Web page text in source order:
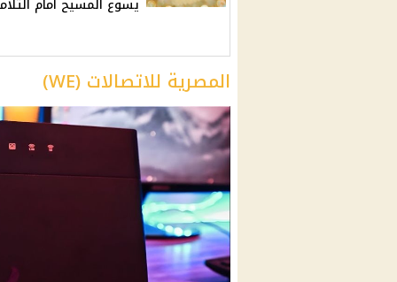
يسوع المسيح أمام
المصرية للاتصالات (WE)